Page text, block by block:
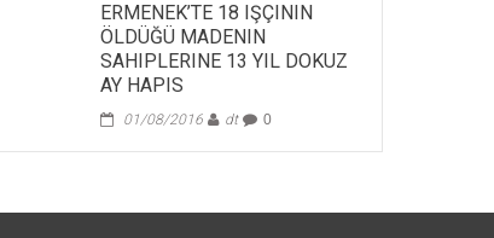
ERMENEK’TE 18 IŞÇININ
ÖLDÜĞÜ MADENIN
SAHIPLERINE 13 YIL DOKUZ
AY HAPIS
01/08/2016 dt 0